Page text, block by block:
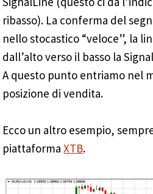
ribasso). La conferma del
nello stocastico “veloce”, la
dall’alto verso il basso la
A questo punto entriamo nel
posizione di vendita.
Ecco un altro esempio,
piattaformaXTB.